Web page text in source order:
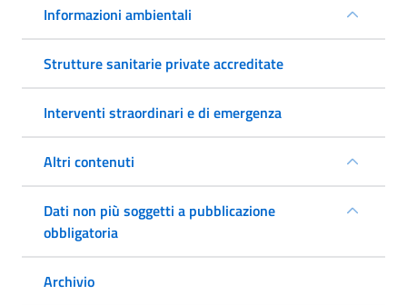
Informazioni ambientali
Strutture sanitarie private accreditate
Interventi straordinari e di emergenza
Altri contenuti
Dati non più soggetti a pubblicazione
obbligatoria
Archivio